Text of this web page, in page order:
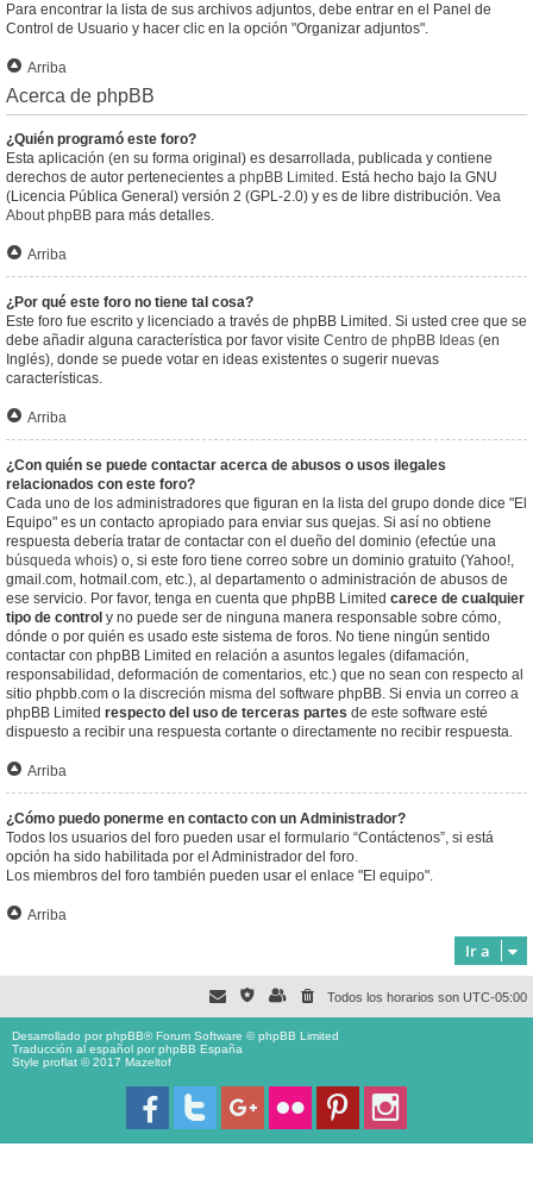
Para encontrar la lista de sus archivos adjuntos, debe entrar en el Panel de
Control de Usuario y hacer clic en la opción "Organizar adjuntos".
Arriba
Acerca de phpBB
¿Quién programó este foro?
Esta aplicación (en su forma original) es desarrollada, publicada y contiene
derechos de autor pertenecientes a phpBB Limited . Está hecho bajo la GNU
(Licencia Pública General) versión 2 (GPL-2.0) y es de libre distribución. Vea
About phpBB para más detalles.
Arriba
¿Por qué este foro no tiene tal cosa?
Este foro fue escrito y licenciado a través de phpBB Limited. Si usted cree que se
debe añadir alguna característica por favor visite Centro de phpBB Ideas (en
Inglés), donde se puede votar en ideas existentes o sugerir nuevas
características.
Arriba
¿Con quién se puede contactar acerca de abusos o usos ilegales
relacionados con este foro?
Cada uno de los administradores que figuran en la lista del grupo donde dice "El
Equipo" es un contacto apropiado para enviar sus quejas. Si así no obtiene
respuesta debería tratar de contactar con el dueño del dominio (efectúe una
búsqueda whois) o, si este foro tiene correo sobre un dominio gratuito (Yahoo!,
gmail.com, hotmail.com, etc.), al departamento o administración de abusos de
ese servicio. Por favor, tenga en cuenta que phpBB Limited carece de cualquier
tipo de control y no puede ser de ninguna manera responsable sobre cómo,
dónde o por quién es usado este sistema de foros. No tiene ningún sentido
contactar con phpBB Limited en relación a asuntos legales (difamación,
responsabilidad, deformación de comentarios, etc.) que no sean con respecto al
sitio phpbb.com o la discreción misma del software phpBB. Si envia un correo a
phpBB Limited respecto del uso de terceras partes de este software esté
dispuesto a recibir una respuesta cortante o directamente no recibir respuesta.
Arriba
¿Cómo puedo ponerme en contacto con un Administrador?
Todos los usuarios del foro pueden usar el formulario “Contáctenos”, si está
opción ha sido habilitada por el Administrador del foro.
Los miembros del foro también pueden usar el enlace "El equipo".
Arriba
Ir a
Todos los horarios son UTC-05:00
Desarrollado porphpBB® Forum Software © phpBB Limited
Traducción al español porphpBB España
Style proflat © 2017 Mazeltof